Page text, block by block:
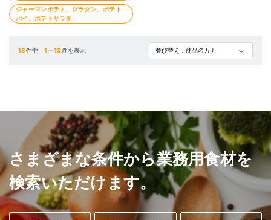
ジャーマンポテト、グラタン、ポテト
パイ、ポテトサラダ
13件中1 ～13件を表示
さまざまな条件から業務用食材を
検索いただけます。